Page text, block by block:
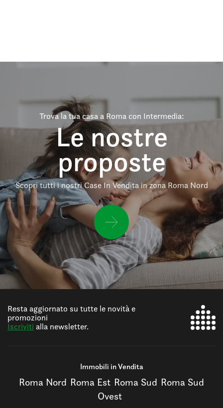
Trova la tua casa a Roma con Intermedia:
Le nostre
proposte
Scopri tutti i nostri Case In Vendita in zona Roma Nord
Resta aggiornato su tutte le novità e
promozioni
Iscriviti alla newsletter.
Immobili in Vendita
Roma Nord Roma Est Roma Sud Roma Sud
Ovest